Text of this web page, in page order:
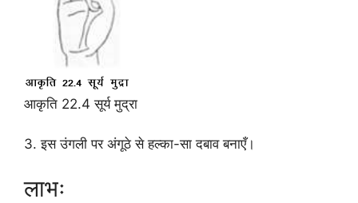
आकृति 22.4 सूर्य मुद्रा
3. इस उंगली पर अंगूठे से हल्का-सा दबाव बनाएँ।
लाभः